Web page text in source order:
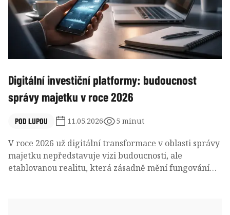
Digitální investiční platformy: budoucnost
správy majetku v roce 2026
POD LUPOU 11.05.2026 5 minut
V roce 2026 už digitální transformace v oblasti správy
majetku nepředstavuje vizi budoucnosti, ale
etablovanou realitu, která zásadně mění fungování